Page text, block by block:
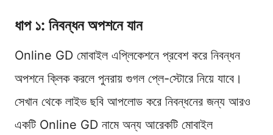
ধাপ ১: নিবন্ধন অপশনে যান
Online GD মোবাইল এপ্লিকেশনে প্রবেশ করে নিবন্ধন
অপশনে ক্লিক করলে পুনরায় গুগল প্লে-স্টোরে নিয়ে যাবে।
সেখান থেকে লাইভ ছবি আপলোড করে নিবন্ধনের জন্য আরও
একটি Online GD নামে অন্য আরেকটি মোবাইল